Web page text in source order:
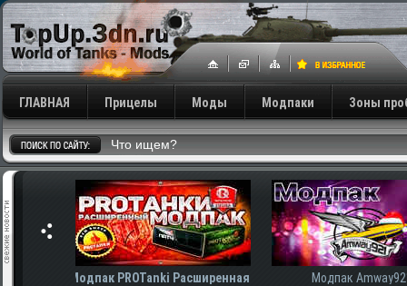
ГЛАВНАЯ Прицелы Моды Модпаки Зоны
Модпак Amway921 Модпак